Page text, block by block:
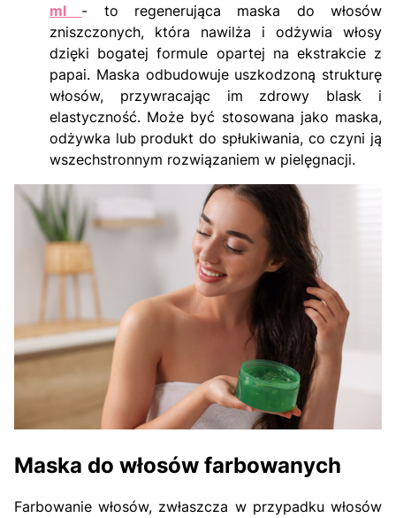
ml - to regenerująca maska do włosów
zniszczonych, która nawilża i odżywia włosy
dzięki bogatej formule opartej na ekstrakcie z
papai. Maska odbudowuje uszkodzoną strukturę
włosów, przywracając im zdrowy blask i
elastyczność. Może być stosowana jako maska,
odżywka lub produkt do spłukiwania, co czyni ją
wszechstronnym rozwiązaniem w pielęgnacji.
Maska do włosów farbowanych
Farbowanie włosów, zwłaszcza w przypadku włosów